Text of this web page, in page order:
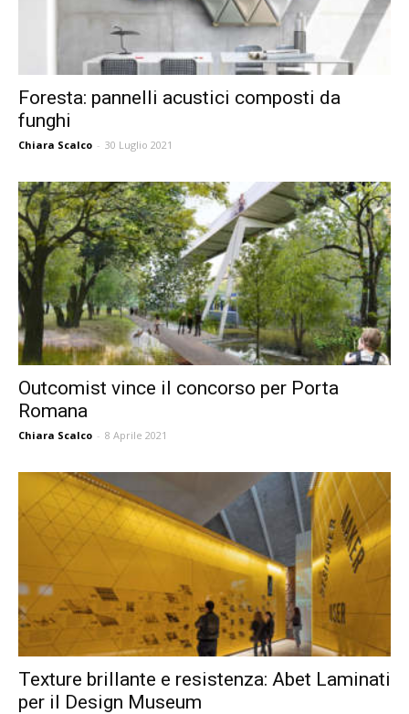
Foresta: pannelli acustici composti da
funghi
Chiara Scalco - 30 Luglio 2021
Outcomist vince il concorso per Porta
Romana
Chiara Scalco - 8 Aprile 2021
Texture brillante e resistenza: Abet Laminati
per il Design Museum